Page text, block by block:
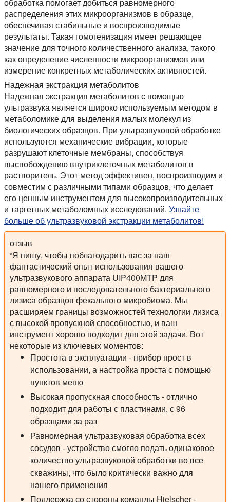
распределения этих микроорганизмов в образце,
обеспечивая стабильные и воспроизводимые
результаты. Такая гомогенизация имеет решающее
значение для точного количественного анализа, такого
как определение численности микроорганизмов или
измерение конкретных метаболических активностей.
Надежная экстракция метаболитов
Надежная экстракция метаболитов с помощью
ультразвука является широко используемым методом в
метаболомике для выделения малых молекул из
биологических образцов. При ультразвуковой обработке
используются механические вибрации, которые
разрушают клеточные мембраны, способствуя
высвобождению внутриклеточных метаболитов в
растворитель. Этот метод эффективен, воспроизводим и
совместим с различными типами образцов, что делает
его ценным инструментом для высокопроизводительных
и таргетных метаболомных исследований. Узнайте
больше об ультразвуковой экстракции метаболитов!
отзыв
“Я пишу, чтобы поблагодарить вас за наш
фантастический опыт использования вашего
ультразвукового аппарата UIP400MTP для
равномерного и последовательного бактериального
лизиса образцов фекального микробиома. Мы
расширяем границы возможностей технологии лизиса
с высокой пропускной способностью, и ваш
инструмент хорошо подходит для этой задачи. Вот
некоторые из ключевых моментов:
Простота в эксплуатации - прибор прост в
использовании, а настройка проста с помощью
пунктов меню
Высокая пропускная способность - отлично
подходит для работы с пластинами, с 96
образцами за раз
Равномерная ультразвуковая обработка всех
сосудов - устройство смогло подать одинаковое
количество ультразвуковой обработки во все
скважины, что было критически важно для
нашего применения
Поддержка со стороны команды Hielscher -